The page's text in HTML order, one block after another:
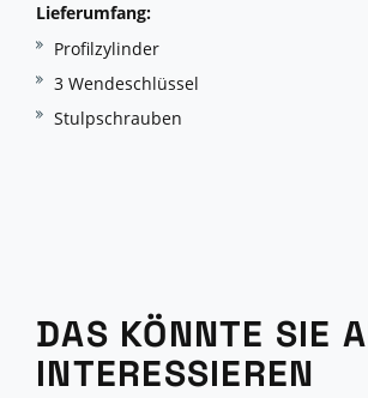
Lieferumfang:
Profilzylinder
3 Wendeschlüssel
Stulpschrauben
DAS KÖNNTE SIE
INTERESSIEREN